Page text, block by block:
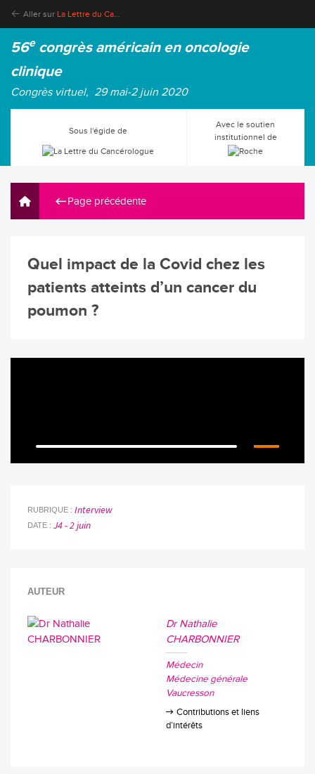
Aller sur La Lettre du Cancérologue
56econgrès américain en oncologie
clinique
Congrès virtuel, 29 mai-2 juin 2020
Sous l'égide de
Avec le soutien
institutionnel de
Page précédente
Quel impact de la Covid chez les
patients atteints d’un cancer du
poumon ?
RUBRIQUE Interview
DATE J4 - 2 juin
AUTEUR
Dr Nathalie
CHARBONNIER
Médecin
Médecine générale
Vaucresson
Contributions et liens
d’intérêts